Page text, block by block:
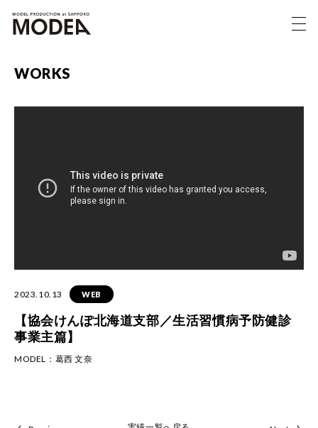
WORKS
2023.10.13 WEB
【協会けんぽ北海道支部／生活習慣病予防健診
事業主篇】
MODEL： 葛西 文奈